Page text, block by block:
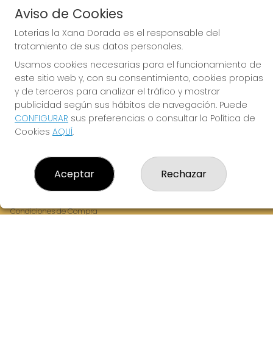
CONTACTO
ADMINISTRACION DE LOTERIAS: 9-AVILES - RECEPTOR
OFICIAL: 57750
985567207
Clica aquí para contactar por WhatsApp
614069067
info@laxanadorada.com
Fernandez Balsera 26 bajo
Aviles, 33402
(Asturias) España
Aviso Legal
Política de Privacidad
Condiciones de Compra
Aviso de Cookies
Loterias la Xana Dorada es el responsable del
tratamiento de sus datos personales.
Usamos cookies necesarias para el funcionamiento de
este sitio web y, con su consentimiento, cookies propias
y de terceros para analizar el tráfico y mostrar
publicidad según sus hábitos de navegación. Puede
CONFIGURAR sus preferencias o consultar la Política de
Cookies AQUÍ.
Aceptar Rechazar